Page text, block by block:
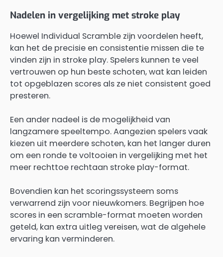
Nadelen in vergelijking met stroke play
Hoewel Individual Scramble zijn voordelen heeft,
kan het de precisie en consistentie missen die te
vinden zijn in stroke play. Spelers kunnen te veel
vertrouwen op hun beste schoten, wat kan leiden
tot opgeblazen scores als ze niet consistent goed
presteren.
Een ander nadeel is de mogelijkheid van
langzamere speeltempo. Aangezien spelers vaak
kiezen uit meerdere schoten, kan het langer duren
om een ronde te voltooien in vergelijking met het
meer rechttoe rechtaan stroke play-format.
Bovendien kan het scoringssysteem soms
verwarrend zijn voor nieuwkomers. Begrijpen hoe
scores in een scramble-format moeten worden
geteld, kan extra uitleg vereisen, wat de algehele
ervaring kan verminderen.